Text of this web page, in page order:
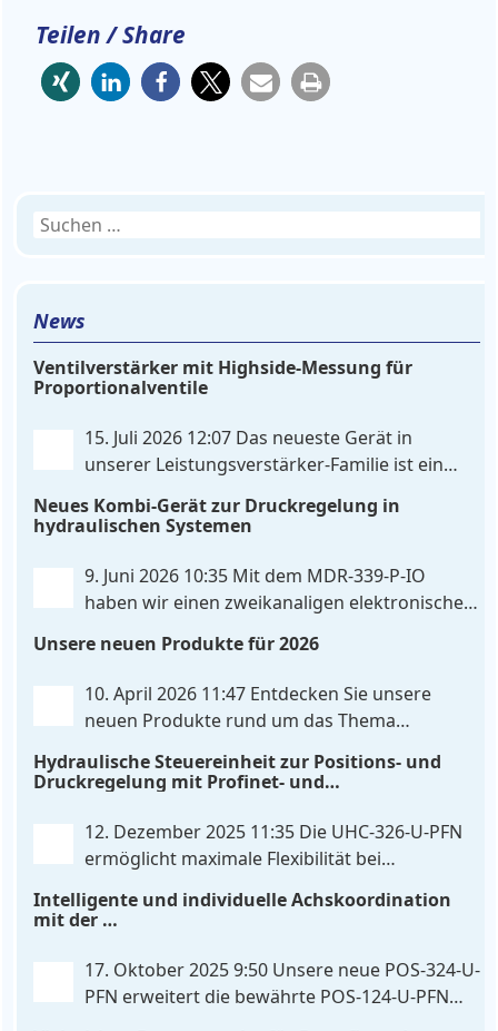
Teilen / Share
Suchen
News
Ventilverstärker mit Highside-Messung für
Proportionalventile
15. Juli 2026 12:07 Das neueste Gerät in
unserer Leistungsverstärker-Familie ist ein
Ventilverstärker mit Highside-Messung Zur
Differenzeingang, der flexibel für Sollwertsignale
von 0…10V oder 4…20mA konfiguriert werden kann.
Neues Kombi-Gerät zur Druckregelung in
hydraulischen Systemen
9. Juni 2026 10:35 Mit dem MDR‑339‑P‑IO
haben wir einen zweikanaligen elektronischen
IO‑Link‑Kommunikation direkt mit integrierten
Leistungsendstufen vereint – eine Kombination, die
es so bislang nicht gibt. Die Anbindung an die
Unsere neuen Produkte für 2026
10. April 2026 11:47 Entdecken Sie unsere
neuen Produkte rund um das Thema
machen Ihre Anlagen noch effizienter, zuverlässiger
Positionier- und Gleichlaufregelbaugruppe UHC-
326-U-PFN Hydraulisches Steuergerät zur Positions-
Hydraulische Steuereinheit zur Positions- und
Druckregelung mit Profinet- und
12. Dezember 2025 11:35 Die UHC-326-U-PFN
ermöglicht maximale Flexibilität bei
Funktion der UHC-126-U-PFN bleibt erhalten,
Anpassungsmöglichkeiten. Die UHC-326-U-PFN ist
ein hydraulisches Steuergerät zur genauen
Intelligente und individuelle Achskoordination
mit der
17. Oktober 2025 9:50 Unsere neue POS-324-U-
PFN erweitert die bewährte POS-124-U-PFN